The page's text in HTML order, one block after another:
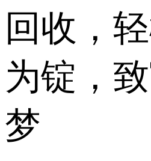
回收，
为锭，
梦